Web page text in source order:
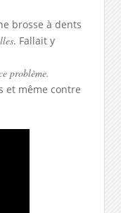
brosse à dents
. Fallait y
problème.
et même contre